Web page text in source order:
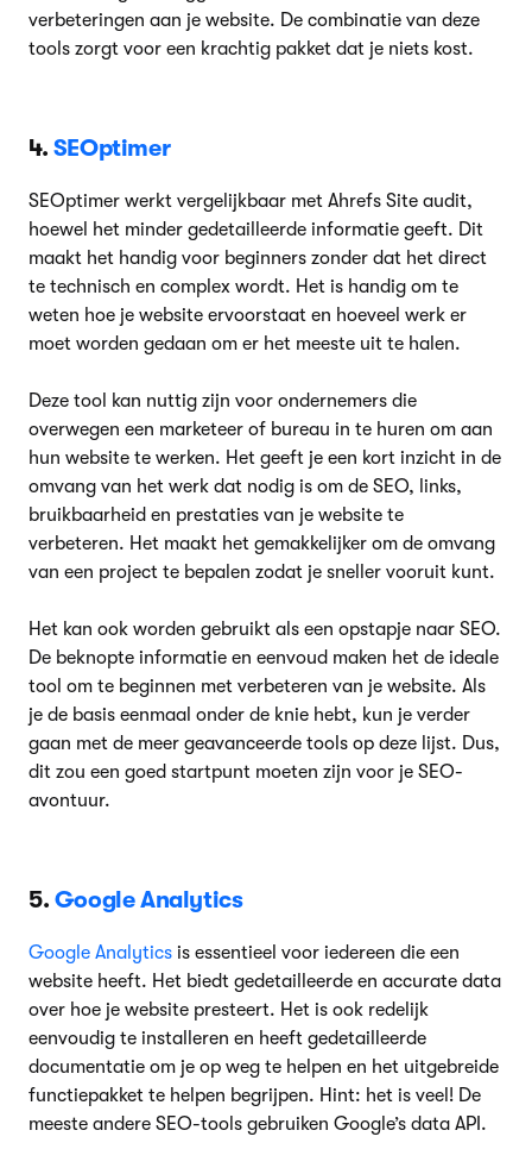
verbeteringen aan je website. De combinatie van deze
tools zorgt voor een krachtig pakket dat je niets kost.
4. SEOptimer
SEOptimer werkt vergelijkbaar met Ahrefs Site audit,
hoewel het minder gedetailleerde informatie geeft. Dit
maakt het handig voor beginners zonder dat het direct
te technisch en complex wordt. Het is handig om te
weten hoe je website ervoorstaat en hoeveel werk er
moet worden gedaan om er het meeste uit te halen.
Deze tool kan nuttig zijn voor ondernemers die
overwegen een marketeer of bureau in te huren om aan
hun website te werken. Het geeft je een kort inzicht in de
omvang van het werk dat nodig is om de SEO, links,
bruikbaarheid en prestaties van je website te
verbeteren. Het maakt het gemakkelijker om de omvang
van een project te bepalen zodat je sneller vooruit kunt.
Het kan ook worden gebruikt als een opstapje naar SEO.
De beknopte informatie en eenvoud maken het de ideale
tool om te beginnen met verbeteren van je website. Als
je de basis eenmaal onder de knie hebt, kun je verder
gaan met de meer geavanceerde tools op deze lijst. Dus,
dit zou een goed startpunt moeten zijn voor je SEO-
avontuur.
5. Google Analytics
Google Analytics is essentieel voor iedereen die een
website heeft. Het biedt gedetailleerde en accurate data
over hoe je website presteert. Het is ook redelijk
eenvoudig te installeren en heeft gedetailleerde
documentatie om je op weg te helpen en het uitgebreide
functiepakket te helpen begrijpen. Hint: het is veel! De
meeste andere SEO-tools gebruiken Google’s data API.